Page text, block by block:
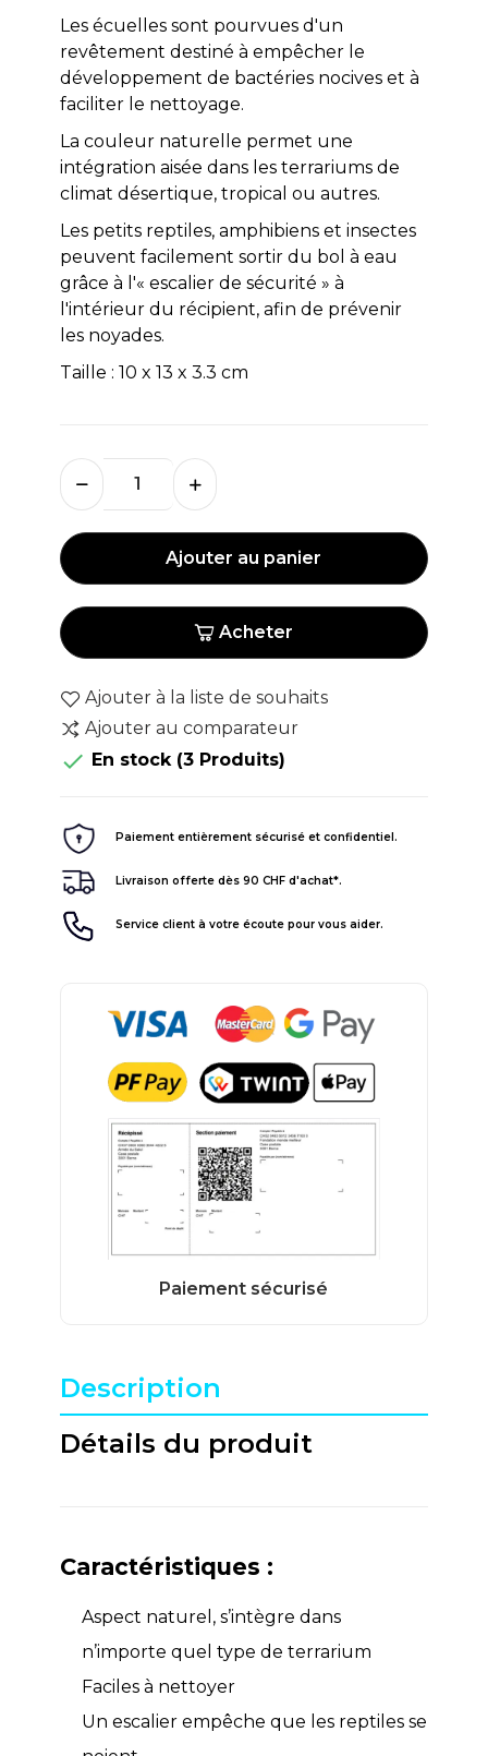
Les écuelles sont pourvues d'un
revêtement destiné à empêcher le
développement de bactéries nocives et à
faciliter le nettoyage.
La couleur naturelle permet une
intégration aisée dans les terrariums de
climat désertique, tropical ou autres.
Les petits reptiles, amphibiens et insectes
peuvent facilement sortir du bol à eau
grâce à l'« escalier de sécurité » à
l'intérieur du récipient, afin de prévenir
les noyades.
Taille : 10 x 13 x 3.3 cm
Ajouter au panier
Acheter
Ajouter à la liste de souhaits
Ajouter au comparateur
 En stock (3 Produits)
Paiement entièrement sécurisé et confidentiel.
Livraison offerte dès 90 CHF d'achat*.
Service client à votre écoute pour vous aider.
Description
Détails du produit
Caractéristiques :
Aspect naturel, s’intègre dans
n’importe quel type de terrarium
Faciles à nettoyer
Un escalier empêche que les reptiles se